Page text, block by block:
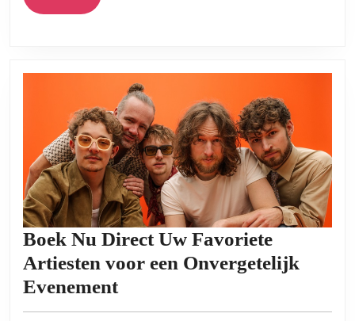
Ervaring
More
Boek Nu Direct Uw Favoriete
Artiesten voor een Onvergetelijk
EvenementBoek
Nu